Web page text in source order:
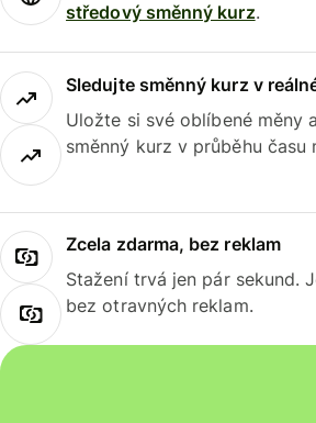
středový směnný kurz.
Sledujte směnný kurz v
Uložte si své oblíbené měny
směnný kurz v průběhu času
Zcela zdarma, bez reklam
Stažení trvá jen pár sekund.
bez otravných reklam.